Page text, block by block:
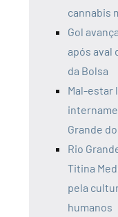
cannabis
Gol
após aval
da Bolsa
Mal-estar
Grande
Rio
Titina
pela
humanos